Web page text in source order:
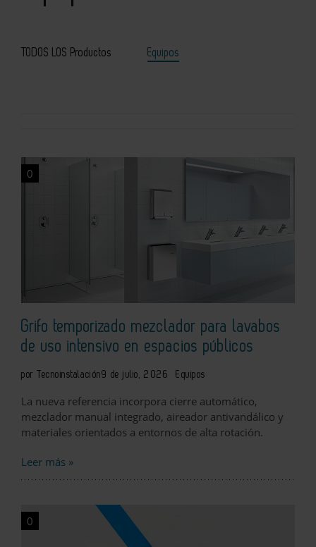
TODOS LOS Productos Equipos
0
Grifo temporizado mezclador para lavabos
de uso intensivo en espacios públicos
por Tecnoinstalación9 de julio, 2026 Equipos
La nueva referencia incorpora cierre automático,
mezclador manual integrado, aireador antivandálico y
materiales orientados a entornos de alta rotación.
Leer más »
0